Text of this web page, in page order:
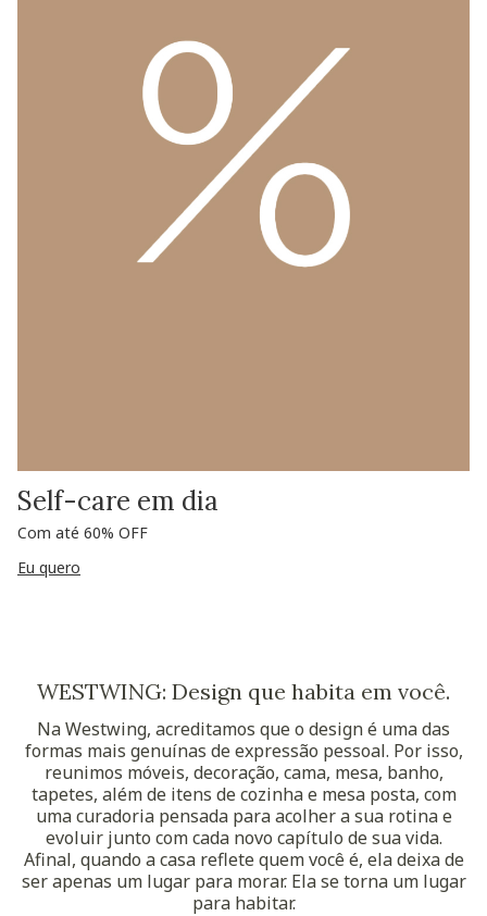
Self-care em dia
Com até 60% OFF
Eu quero
WESTWING: Design que habita em você.
Na Westwing, acreditamos que o design é uma das
formas mais genuínas de expressão pessoal. Por isso,
reunimos móveis, decoração, cama, mesa, banho,
tapetes, além de itens de cozinha e mesa posta, com
uma curadoria pensada para acolher a sua rotina e
evoluir junto com cada novo capítulo de sua vida.
Afinal, quando a casa reflete quem você é, ela deixa de
ser apenas um lugar para morar. Ela se torna um lugar
para habitar.